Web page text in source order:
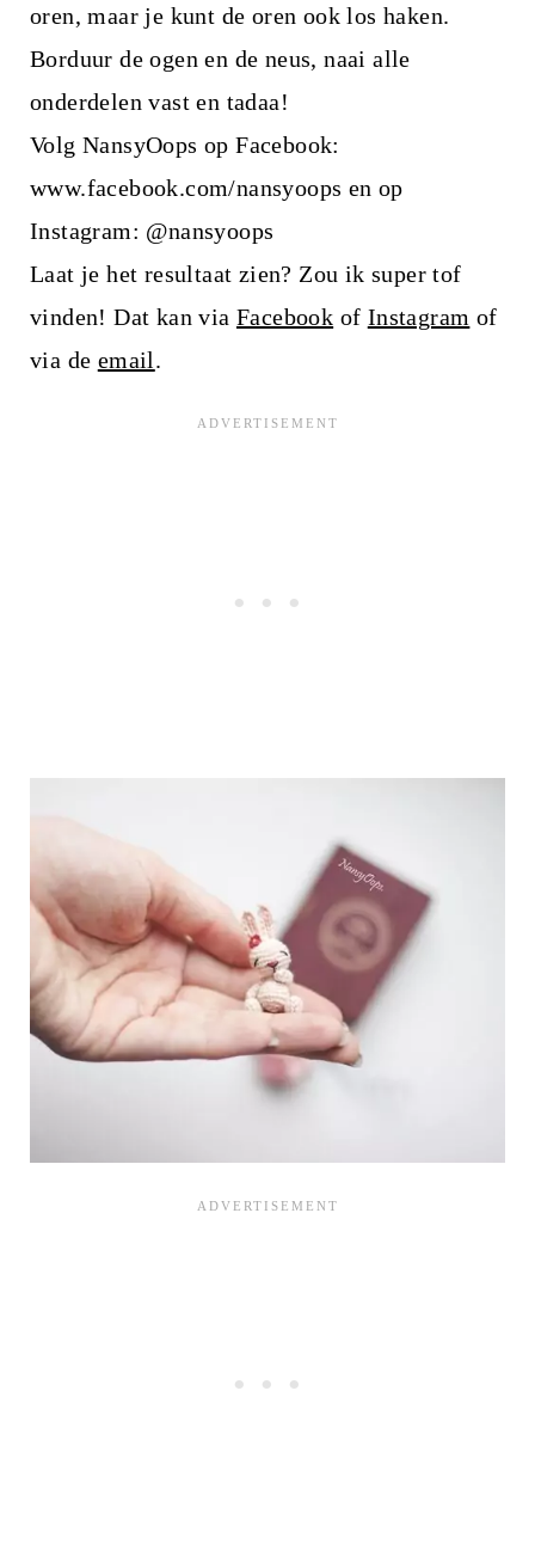
oren, maar je kunt de oren ook los haken.
Borduur de ogen en de neus, naai alle
onderdelen vast en tadaa!
Volg NansyOops op Facebook:
www.facebook.com/nansyoops en op
Instagram: @nansyoops
Laat je het resultaat zien? Zou ik super tof
vinden! Dat kan via Facebook of Instagram of
via de email.